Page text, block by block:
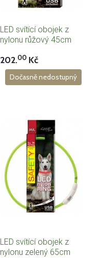
LED svítící obojek z
nylonu růžový 45cm
202.00Kč
LED svítící obojek z
nylonu zelený 65cm